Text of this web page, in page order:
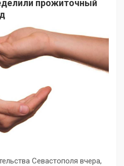
прожиточный
Севастополя вчера,